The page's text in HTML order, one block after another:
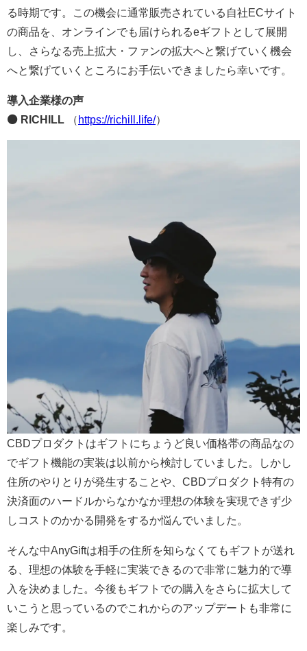
る時期です。この機会に通常販売されている自社ECサイト
の商品を、オンラインでも届けられるeギフトとして展開
し、さらなる売上拡大・ファンの拡大へと繋げていく機会
へと繋げていくところにお手伝いできましたら幸いです。
導入企業様の声
⚫ RICHILL
（ https://richill.life/）
CBDプロダクトはギフトにちょうど良い価格帯の商品なの
でギフト機能の実装は以前から検討していました。しかし
住所のやりとりが発生することや、CBDプロダクト特有の
決済面のハードルからなかなか理想の体験を実現できず少
しコストのかかる開発をするか悩んでいました。
そんな中AnyGiftは相手の住所を知らなくてもギフトが送れ
る、理想の体験を手軽に実装できるので非常に魅力的で導
入を決めました。今後もギフトでの購入をさらに拡大して
いこうと思っているのでこれからのアップデートも非常に
楽しみです。